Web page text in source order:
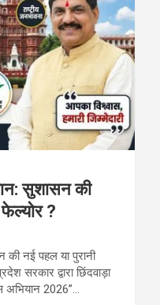
सुशासन की
?
की नई पहल या पुरानी
सरकार द्वारा छिंदवाड़ा
अभियान 2026”…